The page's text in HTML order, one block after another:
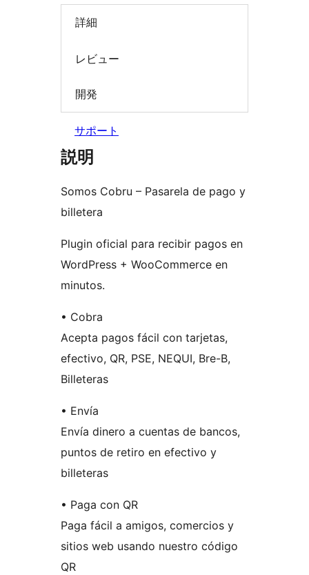
詳細
レビュー
開発
サポート
説明
Somos Cobru – Pasarela de pago y
billetera
Plugin oficial para recibir pagos en
WordPress + WooCommerce en
minutos.
• Cobra
Acepta pagos fácil con tarjetas,
efectivo, QR, PSE, NEQUI, Bre-B,
Billeteras
• Envía
Envía dinero a cuentas de bancos,
puntos de retiro en efectivo y
billeteras
• Paga con QR
Paga fácil a amigos, comercios y
sitios web usando nuestro código
QR